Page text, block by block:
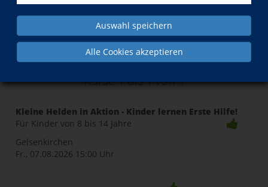
Auswahl speichern
Alle Cookies akzeptieren
Last Minute
Last Minute
Kurse 1 bis1von1
Kleine Helden in Aktion - Kinder lernen Erste Hilfe!
Für Kinder von 8 bis 14 Jahre
Gelsenkirchen
Fr., 07.08.2026 15:00 Uhr